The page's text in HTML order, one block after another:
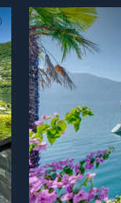
Non preferito